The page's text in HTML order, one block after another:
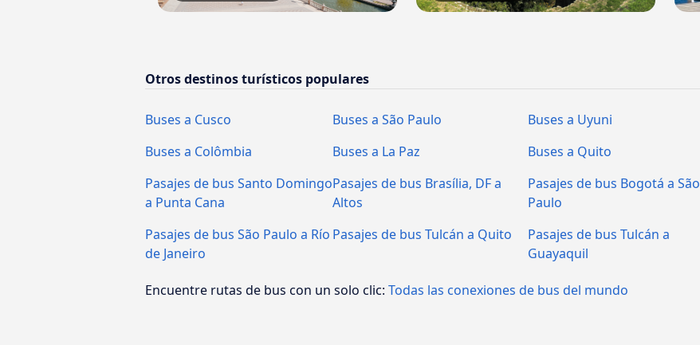
Otros destinos turísticos populares
Buses a Cusco
Buses a São Paulo
Buses a Colômbia
Buses a La Paz
Pasajes de bus Santo Domingo
a Punta Cana
Pasajes de bus Brasília, DF a
Altos
Pasajes de bus São Paulo a Río
de Janeiro
Pasajes de bus Tulcán a Quito
Buses a Uyuni
Buses a Quito
Pasajes de bus Bogotá a São
Paulo
Pasajes de bus Tulcán a
Guayaquil
Encuentre rutas de bus con un solo clic: Todas las conexiones de bus del mundo